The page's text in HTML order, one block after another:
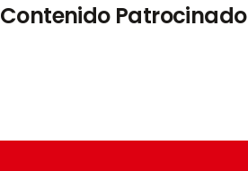
Contenido Patrocinado